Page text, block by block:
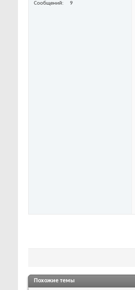
Сообщений
9
Похожие темы